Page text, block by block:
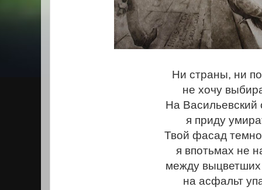
Ни страны, ни
не хочу
На Васильевский
я приду
Твой фасад
я впотьмах не
между
на асфальт